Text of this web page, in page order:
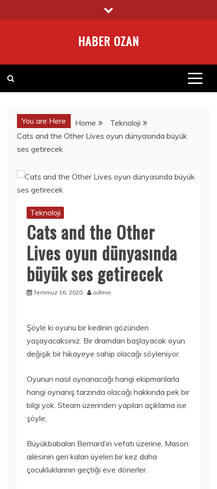
to
HABER OZAN
You are Here Home
Teknoloji
Cats and the Other Lives oyun dünyasında büyük
ses getirecek
Teknoloji
Cats and the Other
Lives oyun dünyasında
büyük ses getirecek
Temmuz 16, 2020 admin
Şöyle ki oyunu bir kedinin gözünden
yaşayacaksınız. Bir dramdan başlayacak oyun
değişik bir hikayeye sahip olacağı söyleniyor.
Oyunun nasıl oynanacağı hangi ekipmanlarla
hangi oynanış tarzında olacağı hakkında pek bir
bilgi yok. Steam üzerinden yapılan açıklama ise
şöyle;
Büyükbabaları Bernard’ın vefatı üzerine, Mason
ailesinin geri kalan üyeleri bir kez daha
çocukluklarının geçtiği eve dönerler.